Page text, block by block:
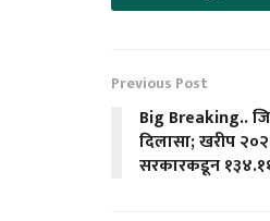
Previous Post
Big Breaking..
दिलासा; खरीप
सरकारकडून